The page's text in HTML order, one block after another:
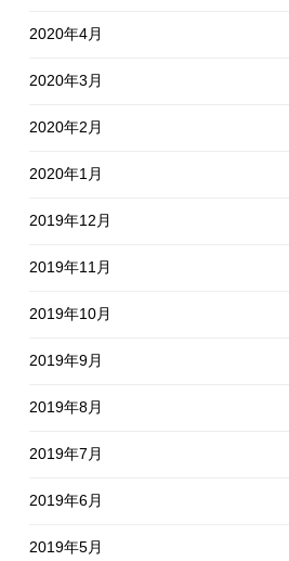
2020年4月
2020年3月
2020年2月
2020年1月
2019年12月
2019年11月
2019年10月
2019年9月
2019年8月
2019年7月
2019年6月
2019年5月